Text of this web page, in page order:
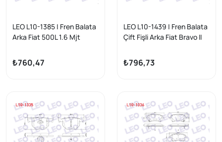
LEO L10-1385 | Fren Balata
Arka Fiat 500L 1.6 Mjt
500L 0.9 2012-/ 500L 1.4
2012 -
₺760,47
LEO L10-1439 | Fren Balata
Çift Fişli Arka Fiat Bravo II
-
₺796,73